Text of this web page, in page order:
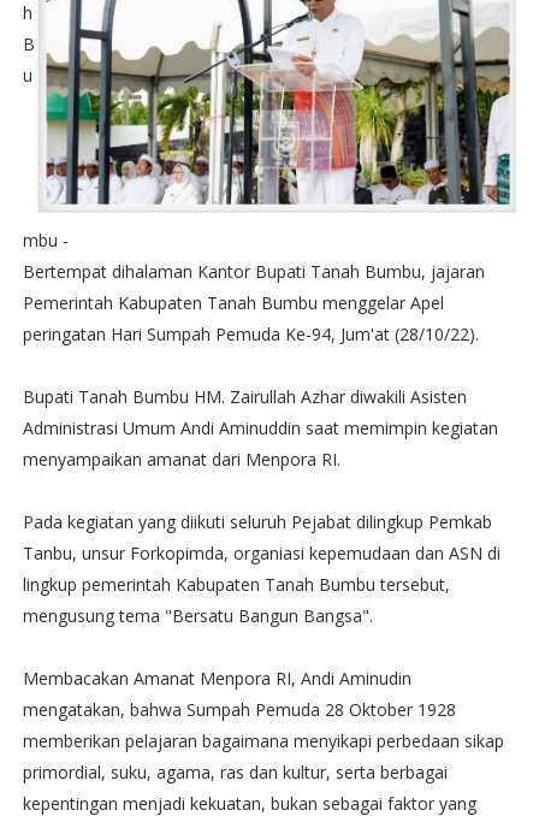
h
B
u
mbu -
Bertempat dihalaman Kantor Bupati Tanah Bumbu, jajaran
Pemerintah Kabupaten Tanah Bumbu menggelar Apel
peringatan Hari Sumpah Pemuda Ke-94, Jum'at (28/10/22).
Bupati Tanah Bumbu HM. Zairullah Azhar diwakili Asisten
Administrasi Umum Andi Aminuddin saat memimpin kegiatan
menyampaikan amanat dari Menpora RI.
Pada kegiatan yang diikuti seluruh Pejabat dilingkup Pemkab
Tanbu, unsur Forkopimda, organiasi kepemudaan dan ASN di
lingkup pemerintah Kabupaten Tanah Bumbu tersebut,
mengusung tema "Bersatu Bangun Bangsa".
Membacakan Amanat Menpora RI, Andi Aminudin
mengatakan, bahwa Sumpah Pemuda 28 Oktober 1928
memberikan pelajaran bagaimana menyikapi perbedaan sikap
primordial, suku, agama, ras dan kultur, serta berbagai
kepentingan menjadi kekuatan, bukan sebagai faktor yang